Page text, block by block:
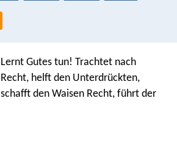
Lernt Gutes tun! Trachtet nach
Recht, helft den Unterdrückten,
schafft den Waisen Recht, führt der